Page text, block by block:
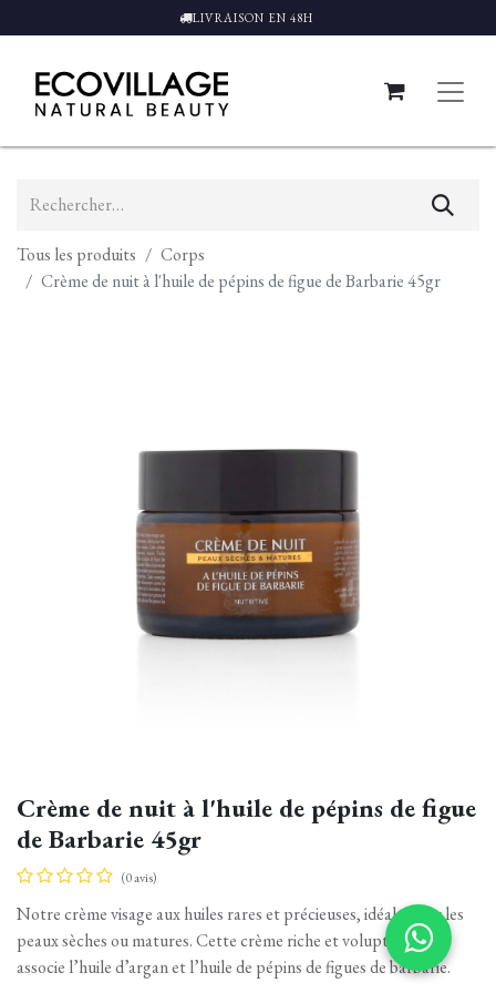
LIVRAISON EN 48H
Tous les produits
Corps
Crème de nuit à l'huile de pépins de figue de Barbarie 45gr
Crème de nuit à l'huile de pépins de figue
de Barbarie 45gr
(0 avis)
Notre crème visage aux huiles rares et précieuses, idéale pour les
peaux sèches ou matures. Cette crème riche et voluptueuse,
associe l’huile d’argan et l’huile de pépins de figues de barbarie.